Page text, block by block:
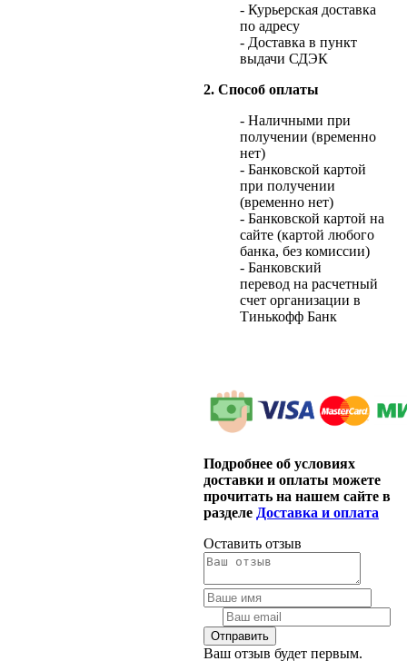
- Курьерская доставка
по адресу
- Доставка в пункт
выдачи СДЭК
2. Способ оплаты
- Наличными при
получении (временно
нет)
- Банковской картой
при получении
(временно нет)
- Банковской картой на
сайте (картой любого
банка, без комиссии)
- Банковский
перевод на расчетный
счет организации в
Тинькофф Банк
Подробнее об условиях
доставки и оплаты можете
прочитать на нашем сайте в
разделе Доставка и оплата
Оставить отзыв
Ваш отзыв будет первым.